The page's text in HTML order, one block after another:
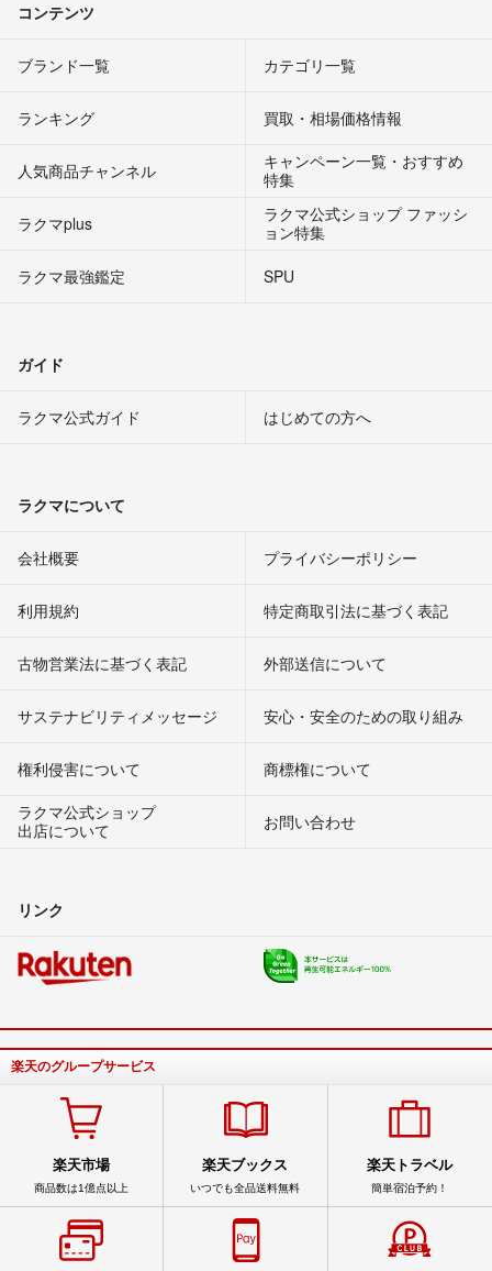
コンテンツ
ブランド一覧 カテゴリ一覧
ランキング 買取・相場価格情報
人気商品チャンネル
キャンペーン一覧・おすすめ
特集
ラクマplus
ラクマ公式ショップ ファッシ
ョン特集
ラクマ最強鑑定
SPU
ガイド
ラクマ公式ガイド はじめての方へ
ラクマについて
会社概要 プライバシーポリシー
利用規約 特定商取引法に基づく表記
古物営業法に基づく表記 外部送信について
サステナビリティメッセージ 安心・安全のための取り組み
権利侵害について
商標権について
ラクマ公式ショップ
出店について
お問い合わせ
リンク
楽天のグループサービス
楽天市場
商品数は1億点以上
楽天ブックス
いつでも全品送料無料
楽天トラベル
簡単宿泊予約！